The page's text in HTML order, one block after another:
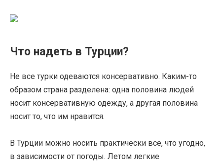
Что надеть в Турции?
Не все турки одеваются консервативно. Каким-то
образом страна разделена: одна половина людей
носит консервативную одежду, а другая половина
носит то, что им нравится.
В Турции можно носить практически все, что угодно,
в зависимости от погоды. Летом легкие